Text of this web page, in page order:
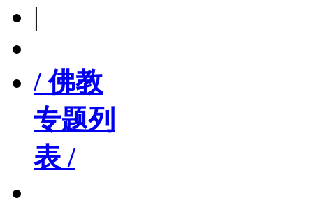
|
/ 佛教
专题列
表 /